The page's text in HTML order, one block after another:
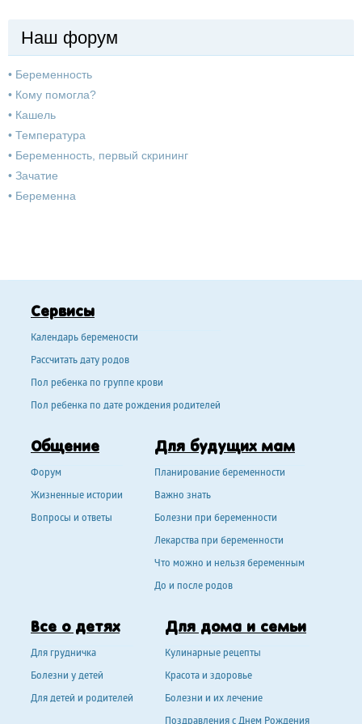
Наш форум
• Беременность
• Кому помогла?
• Кашель
• Температура
• Беременность, первый скрининг
• Зачатие
• Беременна
Сервисы
Календарь беремености
Рассчитать дату родов
Пол ребенка по группе крови
Пол ребенка по дате рождения родителей
Общение
Форум
Жизненные истории
Вопросы и ответы
Для будущих мам
Планирование беременности
Важно знать
Болезни при беременности
Лекарства при беременности
Что можно и нельзя беременным
До и после родов
Все о детях
Для грудничка
Болезни у детей
Для детей и родителей
Для дома и семьи
Кулинарные рецепты
Красота и здоровье
Болезни и их лечение